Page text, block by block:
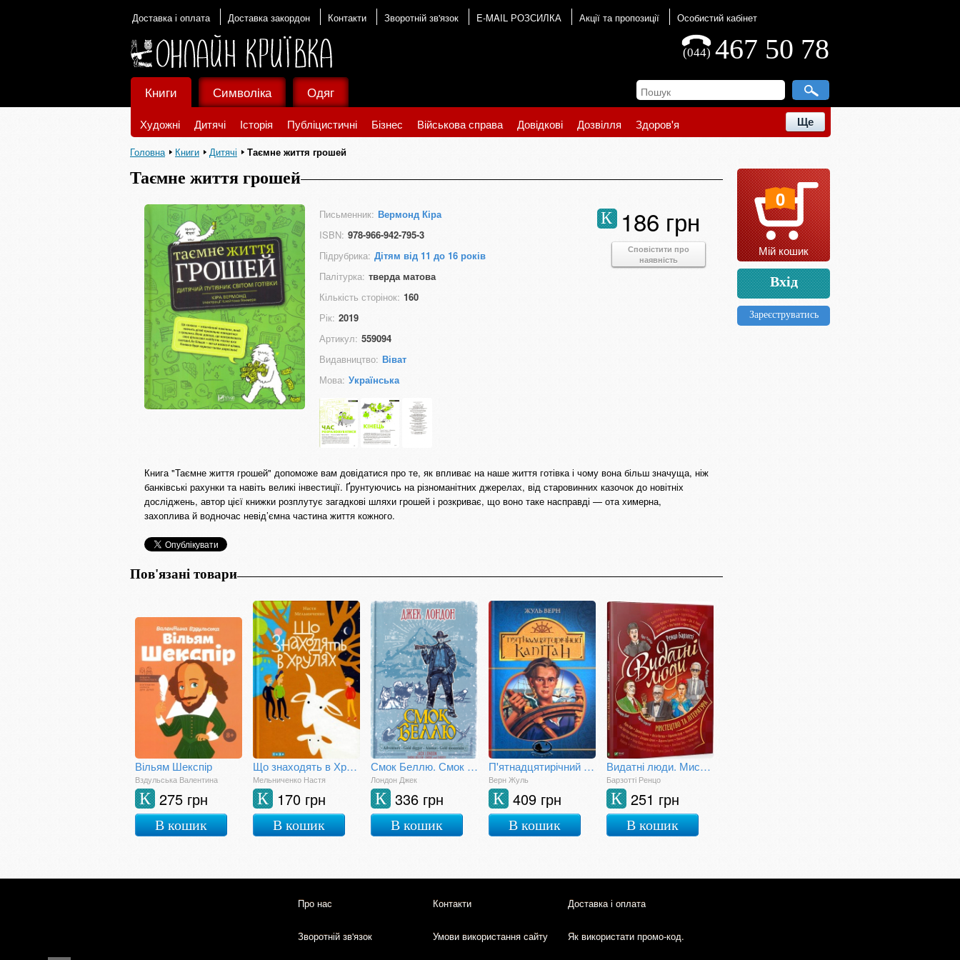
Доставка і оплата Доставка закордон Контакти Зворотній зв'язок E-MAIL РОЗСИЛКА Акції та пропозиції Особистий кабінет
467 50 78
(044)
Книги
Художні Дитячі Історія Публіцистичні Бізнес Військова справа Довідкові Дозвілля Здоров'я Ще
Символіка Одяг
Головна Книги Дитячі Таємне життя грошей
Таємне життя грошей
Письменник: Вермонд Кіра
ISBN: 978-966-942-795-3
Підрубрика: Дітям від 11 до 16 років
Палітурка: тверда матова
Кількість сторінок: 160
Рік: 2019
Артикул: 559094
Видавництво: Віват
Мова: Українська
186 грн
К
Сповістити про
наявність
Книга "Таємне життя грошей" допоможе вам довідатися про те, як впливає на наше життя готівка і чому вона більш значуща, ніж
банківські рахунки та навіть великі інвестиції. Ґрунтуючись на різноманітних джерелах, від старовинних казочок до новітніх
досліджень, автор цієї книжки розплутує загадкові шляхи грошей і розкриває, що воно таке насправді — ота химерна,
захоплива й водночас невід’ємна частина життя кожного.
Пов'язані товари
Вільям Шекспір
Вздульська Валентина
275 грн
К
В кошик
Що знаходять в Хрулях
Мельниченко Настя
170 грн
К
В кошик
Смок Беллю. Смок і Малюк
Лондон Джек
336 грн
К
В кошик
П'ятнадцятирічний капітан
Верн Жуль
409 грн
К
В кошик
Видатні люди. Мистецтво та література
Барзотті Ренцо
251 грн
К
В кошик
0
Мій кошик
Вхід
Зареєструватись
Про нас Контакти Доставка і оплата
Зворотній зв'язок Умови використання сайту Як використати промо-код.